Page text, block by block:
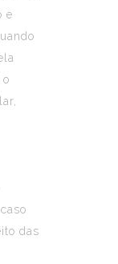
e
o
das